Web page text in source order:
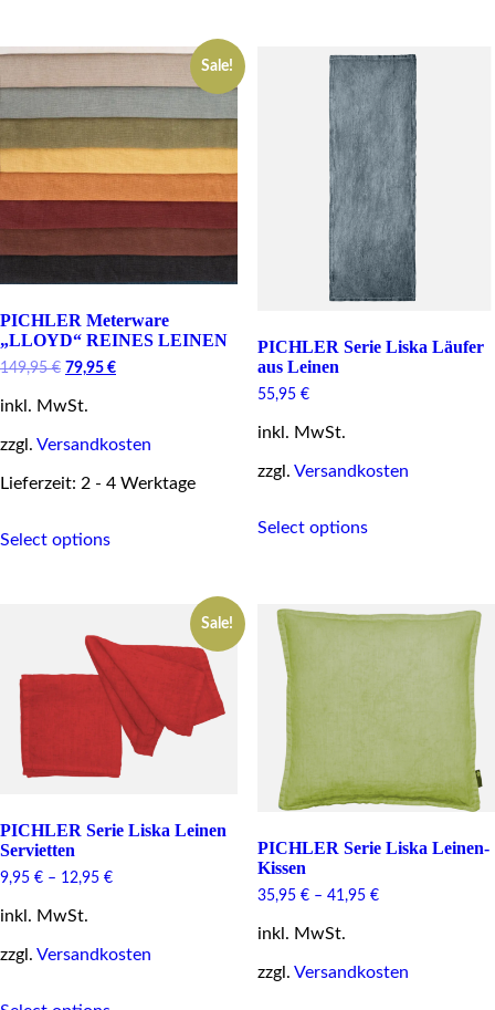
The
may
chosen
on
the
product
The
options
may
be
chosen
on
the
product
page
Sale!
PICHLER Meterware
„LLOYD“ REINES LEINEN
149,95€ Original
was:
79,95 €Current
inkl. MwSt.
zzgl. Versandkosten
Lieferzeit: 2 - 4 Werktage
Select optionsproduct
options
may
be
chosen
on
the
product
PICHLER Serie Liska Läufer
aus Leinen
55,95 €
inkl. MwSt.
zzgl. Versandkosten
Select optionsproduct
The
options
chosen
page
Sale!
PICHLER Serie Liska Leinen
Servietten
9,95 € – 12,95 €
inkl. MwSt.
zzgl. Versandkosten
PICHLER Serie Liska Leinen-
Kissen
35,95 €– 41,95 €
inkl. MwSt.
zzgl. Versandkosten